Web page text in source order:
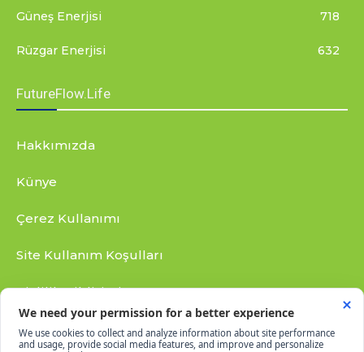
Güneş Enerjisi 718
Rüzgar Enerjisi 632
FutureFlow.Life
Hakkımızda
Künye
Çerez Kullanımı
Site Kullanım Koşulları
Gizlilik Bildirimi
RSS